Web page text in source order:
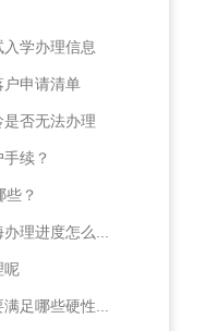
入学办理信息
户申请清单
是否无法办理
续？
些？
理进度怎么...
呢
足哪些硬性...